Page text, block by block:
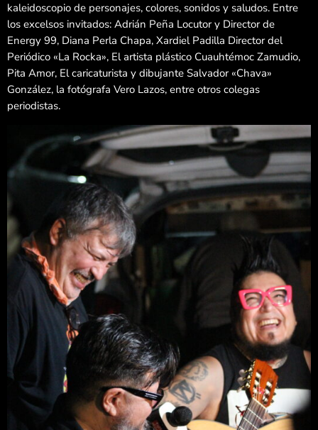
kaleidoscopio de personajes, colores, sonidos y saludos. Entre
los excelsos invitados: Adrián Peña Locutor y Director de
Energy 99, Diana Perla Chapa, Xardiel Padilla Director del
Periódico «La Rocka», El artista plástico Cuauhtémoc Zamudio,
Pita Amor, El caricaturista y dibujante Salvador «Chava»
González, la fotógrafa Vero Lazos, entre otros colegas
periodistas.